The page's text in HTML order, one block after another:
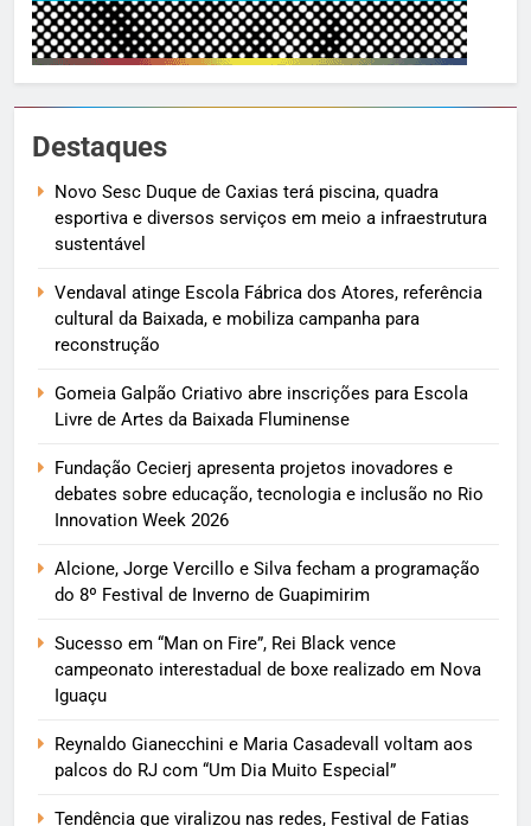
Destaques
Novo Sesc Duque de Caxias terá piscina, quadra
esportiva e diversos serviços em meio a infraestrutura
sustentável
Vendaval atinge Escola Fábrica dos Atores, referência
cultural da Baixada, e mobiliza campanha para
reconstrução
Gomeia Galpão Criativo abre inscrições para Escola
Livre de Artes da Baixada Fluminense
Fundação Cecierj apresenta projetos inovadores e
debates sobre educação, tecnologia e inclusão no Rio
Innovation Week 2026
Alcione, Jorge Vercillo e Silva fecham a programação
do 8º Festival de Inverno de Guapimirim
Sucesso em “Man on Fire”, Rei Black vence
campeonato interestadual de boxe realizado em Nova
Iguaçu
Reynaldo Gianecchini e Maria Casadevall voltam aos
palcos do RJ com “Um Dia Muito Especial”
Tendência que viralizou nas redes, Festival de Fatias